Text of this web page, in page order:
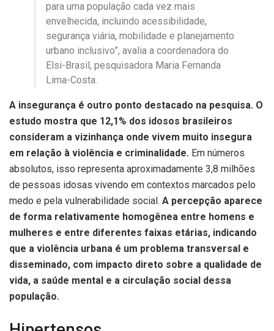
para uma população cada vez mais
envelhecida, incluindo acessibilidade,
segurança viária, mobilidade e planejamento
urbano inclusivo”, avalia a coordenadora do
Elsi-Brasil, pesquisadora Maria Fernanda
Lima-Costa.
A insegurança é outro ponto destacado na pesquisa. O
estudo mostra que 12,1% dos idosos brasileiros
consideram a vizinhança onde vivem muito insegura
em relação à violência e criminalidade. Em números
absolutos, isso representa aproximadamente 3,8 milhões
de pessoas idosas vivendo em contextos marcados pelo
medo e pela vulnerabilidade social. A percepção aparece
de forma relativamente homogênea entre homens e
mulheres e entre diferentes faixas etárias, indicando
que a violência urbana é um problema transversal e
disseminado, com impacto direto sobre a qualidade de
vida, a saúde mental e a circulação social dessa
população.